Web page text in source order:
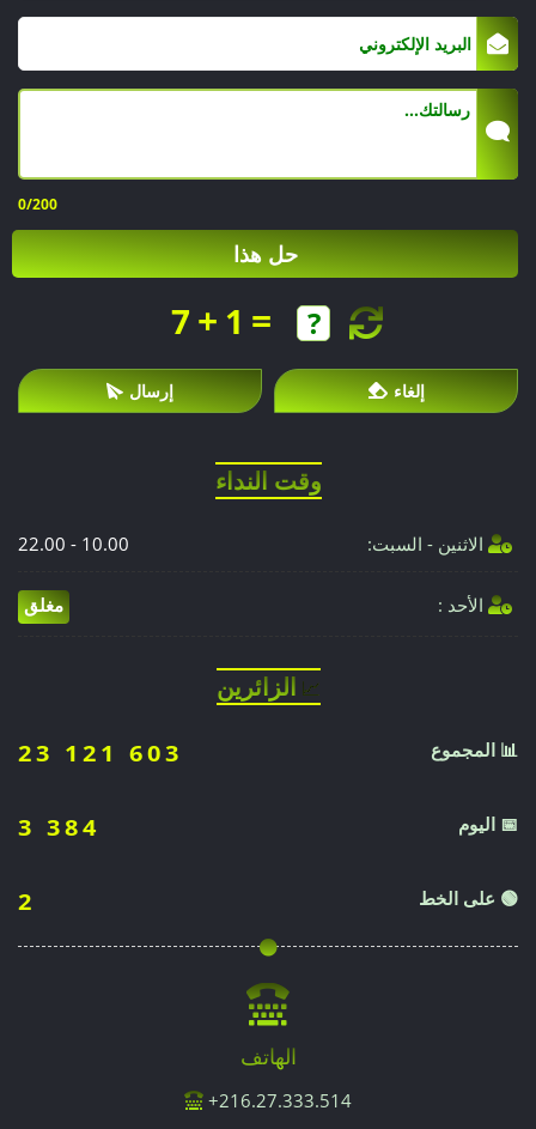
0/200
حل هذا
7 + 1 =
إلغاء إرسال
وقت النداء
الاثنين - السبت: 10.00 - 22.00
الأحد : مغلق
📈 الزائرين
📊 المجموع 23 121 603
📅 اليوم 3 384
🟢 على الخط 2
الهاتف
216.27.333.514+